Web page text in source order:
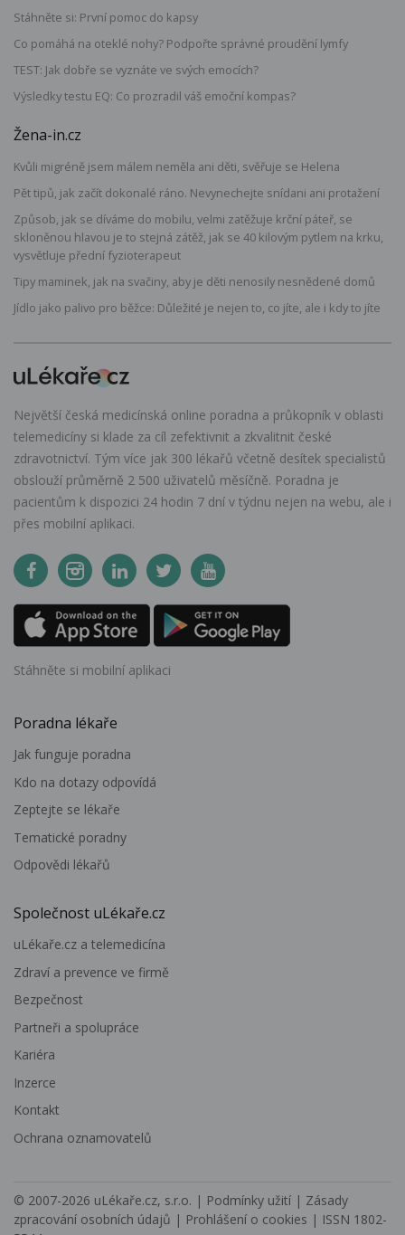
Stáhněte si: První pomoc do kapsy
Co pomáhá na oteklé nohy? Podpořte správné proudění lymfy
TEST: Jak dobře se vyznáte ve svých emocích?
Výsledky testu EQ: Co prozradil váš emoční kompas?
Žena-in.cz
Kvůli migréně jsem málem neměla ani děti, svěřuje se Helena
Pět tipů, jak začít dokonalé ráno. Nevynechejte snídani ani protažení
Způsob, jak se díváme do mobilu, velmi zatěžuje krční páteř, se
skloněnou hlavou je to stejná zátěž, jak se 40 kilovým pytlem na krku,
vysvětluje přední fyzioterapeut
Tipy maminek, jak na svačiny, aby je děti nenosily nesnědené domů
Jídlo jako palivo pro běžce: Důležité je nejen to, co jíte, ale i kdy to jíte
Největší česká medicínská online poradna a průkopník v oblasti
telemedicíny si klade za cíl zefektivnit a zkvalitnit české
zdravotnictví. Tým více jak 300 lékařů včetně desítek specialistů
obslouží průměrně 2 500 uživatelů měsíčně. Poradna je
pacientům k dispozici 24 hodin 7 dní v týdnu nejen na webu, ale i
přes mobilní aplikaci.
Stáhněte si mobilní aplikaci
Poradna lékaře
Jak funguje poradna
Kdo na dotazy odpovídá
Zeptejte se lékaře
Tematické poradny
Odpovědi lékařů
Společnost uLékaře.cz
uLékaře.cz a telemedicína
Zdraví a prevence ve firmě
Bezpečnost
Partneři a spolupráce
Kariéra
Inzerce
Kontakt
Ochrana oznamovatelů
© 2007-2026 uLékaře.cz, s.r.o. | Podmínky užití | Zásady
zpracování osobních údajů | Prohlášení o cookies | ISSN 1802-